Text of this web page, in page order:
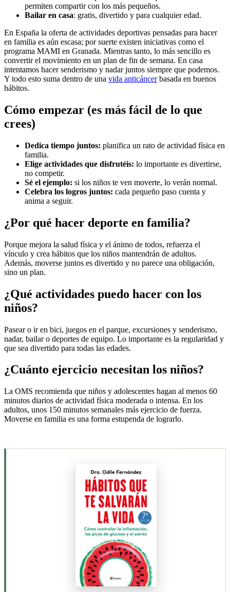
permiten compartir con los más pequeños.
Bailar en casa: gratis, divertido y para cualquier edad.
En España la oferta de actividades deportivas pensadas para hacer
en familia es aún escasa; por suerte existen iniciativas como el
programa MAMI en Granada. Mientras tanto, lo más sencillo es
convertir el movimiento en un plan de fin de semana. En casa
intentamos hacer senderismo y nadar juntos siempre que podemos.
Y todo esto suma dentro de una vida anticáncerbasada en buenos
hábitos.
Cómo empezar (es más fácil de lo que
crees)
Dedica tiempo juntos: planifica un rato de actividad física en
familia.
Elige actividades que disfrutéis: lo importante es divertirse,
no competir.
Sé el ejemplo: si los niños te ven moverte, lo verán normal.
Celebra los logros juntos: cada pequeño paso cuenta y
anima a seguir.
¿Por qué hacer deporte en familia?
Porque mejora la salud física y el ánimo de todos, refuerza el
vínculo y crea hábitos que los niños mantendrán de adultos.
Además, moverse juntos es divertido y no parece una obligación,
sino un plan.
¿Qué actividades puedo hacer con los
niños?
Pasear o ir en bici, juegos en el parque, excursiones y senderismo,
nadar, bailar o deportes de equipo. Lo importante es la regularidad y
que sea divertido para todas las edades.
¿Cuánto ejercicio necesitan los niños?
La OMS recomienda que niños y adolescentes hagan al menos 60
minutos diarios de actividad física moderada o intensa. En los
adultos, unos 150 minutos semanales más ejercicio de fuerza.
Moverse en familia es una forma estupenda de lograrlo.